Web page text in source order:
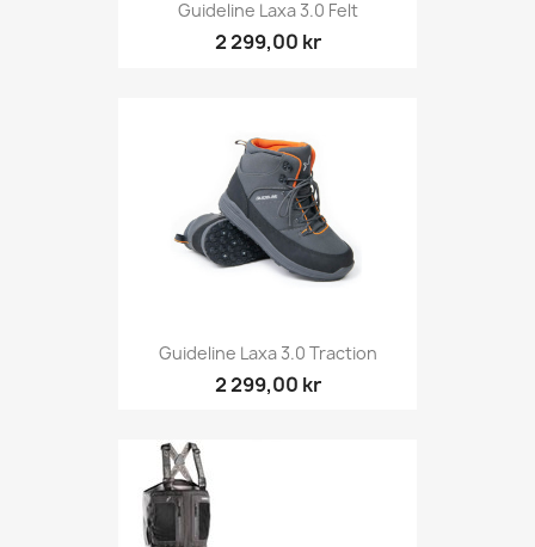
Guideline Laxa 3.0 Felt
2 299,00 kr
Guideline Laxa 3.0 Traction
2 299,00 kr